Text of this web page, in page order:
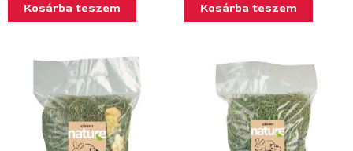
Kosárba teszem Kosárba teszem